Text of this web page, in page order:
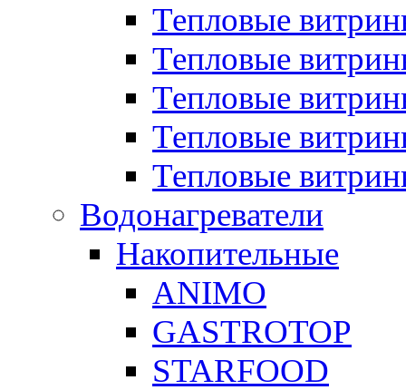
Тепловые
Тепловые
Тепловые
Тепловые
Тепловые
Водонагреватели
Накопительные
ANIMO
GASTROTOP
STARFOOD